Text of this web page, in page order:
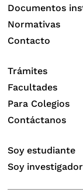
Documentos
Normativas
Contacto
Trámites
Facultades
Para Colegios
Contáctanos
Soy estudiante
Soy investigador